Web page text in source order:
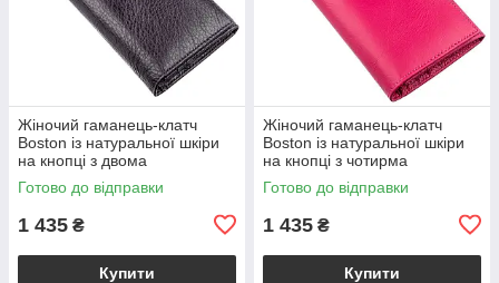
Жіночий гаманець-клатч
Boston із натуральної шкіри
на кнопці з двома
відділеннями на блискавці,
фіолетово-сірий VL18846
Готово до відправки
1 435 ₴
Купити
Жіночий гаманець-клатч
Boston із натуральної шкіри
на кнопці з чотирма
відділеннями для купюр,
рожевий VL18847
Готово до відправки
1 435 ₴
Купити